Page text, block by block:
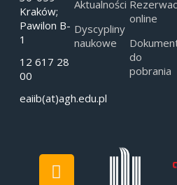
Kraków;
Pawilon B-
1
12 617 28
00
eaiib(at)agh.edu.pl
Aktualności
Dyscypliny
naukowe
online
do
pobrania